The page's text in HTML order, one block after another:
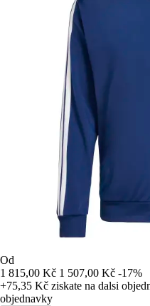
Od
1 815,00 Kč 1 507,00 Kč -17%
+75,35 Kč ziskate na dalsi
objednavky